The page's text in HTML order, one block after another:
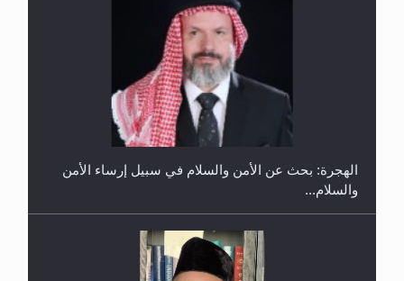
إتمام حفظ القرآن الكريم لثلاثة طلاب من مدرسة الحفظ
الهجرة: بحث عن الأمن والسلام في سبيل إرساء الأمن
والسلام...